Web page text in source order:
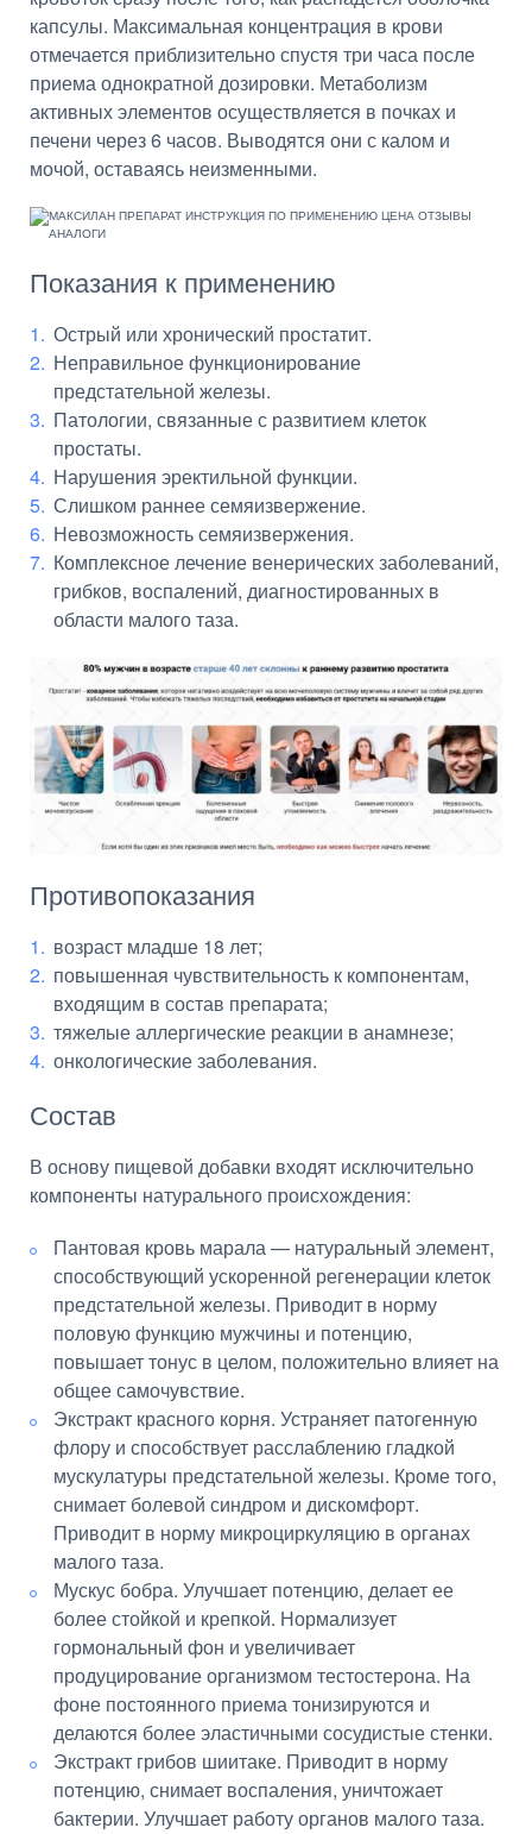
капсулы. Максимальная концентрация в крови
отмечается приблизительно спустя три часа после
приема однократной дозировки. Метаболизм
активных элементов осуществляется в почках и
печени через 6 часов. Выводятся они с калом и
мочой, оставаясь неизменными.
Показания к применению
Острый или хронический простатит.
Неправильное функционирование
предстательной железы.
Патологии, связанные с развитием клеток
простаты.
Нарушения эректильной функции.
Слишком раннее семяизвержение.
Невозможность семяизвержения.
Комплексное лечение венерических заболеваний,
грибков, воспалений, диагностированных в
области малого таза.
Противопоказания
возраст младше 18 лет;
повышенная чувствительность к компонентам,
входящим в состав препарата;
тяжелые аллергические реакции в анамнезе;
онкологические заболевания.
Состав
В основу пищевой добавки входят исключительно
компоненты натурального происхождения:
Пантовая кровь марала — натуральный элемент,
способствующий ускоренной регенерации клеток
предстательной железы. Приводит в норму
половую функцию мужчины и потенцию,
повышает тонус в целом, положительно влияет на
общее самочувствие.
Экстракт красного корня. Устраняет патогенную
флору и способствует расслаблению гладкой
мускулатуры предстательной железы. Кроме того,
снимает болевой синдром и дискомфорт.
Приводит в норму микроциркуляцию в органах
малого таза.
Мускус бобра. Улучшает потенцию, делает ее
более стойкой и крепкой. Нормализует
гормональный фон и увеличивает
продуцирование организмом тестостерона. На
фоне постоянного приема тонизируются и
делаются более эластичными сосудистые стенки.
Экстракт грибов шиитаке. Приводит в норму
потенцию, снимает воспаления, уничтожает
бактерии. Улучшает работу органов малого таза.